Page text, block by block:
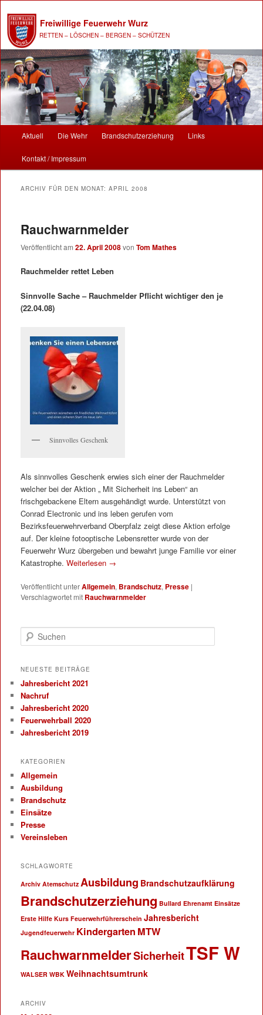
Freiwillige Feuerwehr Wurz
RETTEN – LÖSCHEN – BERGEN – SCHÜTZEN
Zum Inhalt wechseln
Zum sekundären Inhalt wechseln
Aktuell Die Wehr Brandschutzerziehung Links
Kontakt / Impressum
ARCHIV FÜR DEN MONAT: APRIL 2008
Rauchwarnmelder
Veröffentlicht am 22. April 2008von Tom Mathes
Rauchmelder rettet Leben
Sinnvolle Sache – Rauchmelder Pflicht wichtiger den je
(22.04.08)
Sinnvolles Geschenk
Als sinnvolles Geschenk erwies sich einer der Rauchmelder
welcher bei der Aktion „ Mit Sicherheit ins Leben“ an
frischgebackene Eltern ausgehändigt wurde. Unterstützt von
Conrad Electronic und ins leben gerufen vom
Bezirksfeuerwehrverband Oberpfalz zeigt diese Aktion erfolge
auf. Der kleine fotooptische Lebensretter wurde von der
Feuerwehr Wurz übergeben und bewahrt junge Familie vor einer
Katastrophe. Weiterlesen →
Veröffentlicht unterAllgemein, Brandschutz, Presse |
Verschlagwortet mit Rauchwarnmelder
Suchen
NEUESTE BEITRÄGE
Jahresbericht 2021
Nachruf
Jahresbericht 2020
Feuerwehrball 2020
Jahresbericht 2019
KATEGORIEN
Allgemein
Ausbildung
Brandschutz
Einsätze
Presse
Vereinsleben
SCHLAGWORTE
Archiv Atemschutz Ausbildung Brandschutzaufklärung
Brandschutzerziehung Bullard Ehrenamt Einsätze
Erste Hilfe Kurs Feuerwehrführerschein Jahresbericht
Jugendfeuerwehr Kindergarten MTW
RauchwarnmelderSicherheitTSF W
WALSER WBK Weihnachtsumtrunk
ARCHIV